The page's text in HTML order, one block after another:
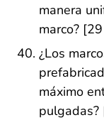
manera
marco?
¿Los
máximo
pulgadas?